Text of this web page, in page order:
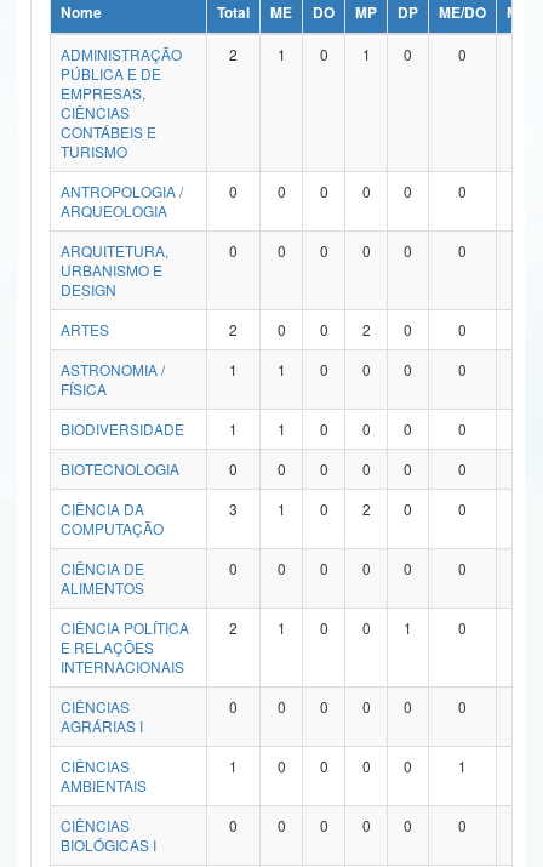
Ministério da Ciência, Tecnologia, Inovações e Comunicações
Ministério do Meio Ambiente
Ministério do Turismo
Ministério do Desenvolvimento Regional
Controladoria-Geral da União
Ministério da Mulher, da Família e dos Direitos Humanos
Secretaria de Governo
Advocacia-Geral da União
Banco Central do Brasil
Nome Total ME DO MP DP ME/DO
MP/
ADMINISTRAÇÃO
PÚBLICA E DE
EMPRESAS,
CIÊNCIAS
CONTÁBEIS E
TURISMO
2 1 0 1 0 0
ANTROPOLOGIA /
ARQUEOLOGIA
0 0 0 0 0 0
ARQUITETURA,
URBANISMO E
DESIGN
0 0 0 0 0 0
ARTES 2 0 0 2 0 0
ASTRONOMIA /
FÍSICA
1 1 0 0 0 0
BIODIVERSIDADE 1 1 0 0 0 0
BIOTECNOLOGIA
0 0 0 0 0 0
CIÊNCIA DA
COMPUTAÇÃO
3 1 0 2 0 0
CIÊNCIA DE
ALIMENTOS
0 0 0 0 0 0
CIÊNCIA POLÍTICA
E RELAÇÕES
INTERNACIONAIS
2 1 0 0 1 0
CIÊNCIAS
AGRÁRIAS I
0 0 0 0 0 0
CIÊNCIAS
AMBIENTAIS
1 0 0 0 0 1
CIÊNCIAS
BIOLÓGICAS I
0 0 0 0 0 0